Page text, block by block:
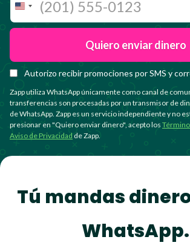
United
States
Autorizo recibir promociones por SMS y
Zapp utiliza WhatsApp únicamente como canal de
transferencias son procesadas por un transmisor de
de WhatsApp. Zapp es un servicio independiente y no
presionar en "Quiero enviar dinero", acepto los
Aviso de Privacidad de Zapp.
Tú mandas
WhatsApp.